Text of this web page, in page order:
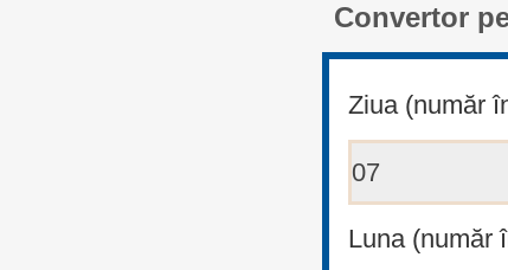
Convertor
Ziua (număr
Luna (număr